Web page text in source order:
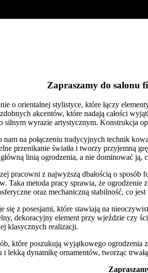
Zapraszamy do salonu
o orientalnej stylistyce, które łączy
akcentów, które nadają całości
silnym wyrazie artystycznym. Konstrukcja
nam na połączeniu tradycyjnych technik
przenikanie światła i tworzy przyjemną
linią ogrodzenia, a nie dominować ją,
pracowni z najwyższą dbałością o
Taka metoda pracy sprawia, że
oraz mechaniczną stabilność, co
się z posesjami, które stawiają na
dekoracyjny element przy wjeździe czy
klasycznych realizacji.
które poszukują wyjątkowego
i lekką dynamikę ornamentów, tworząc